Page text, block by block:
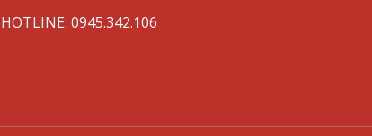
HOTLINE: 0945.342.106